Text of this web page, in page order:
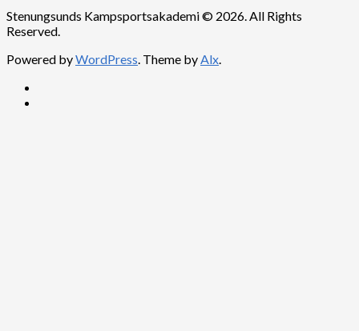
Stenungsunds Kampsportsakademi © 2026. All Rights
Reserved.
Powered byWordPress. Theme byAlx.